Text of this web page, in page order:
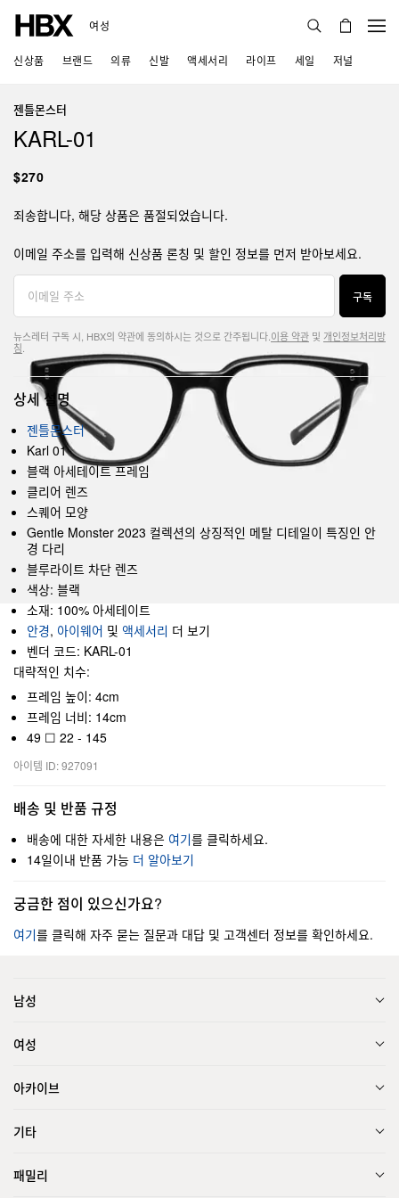
여성
신상품 브랜드 의류 신발 액세서리 라이프 세일 저널
젠틀몬스터
KARL-01
$270
죄송합니다, 해당 상품은 품절되었습니다.
이메일 주소를 입력해 신상품 론칭 및 할인 정보를 먼저 받아보세요.
구독
뉴스레터 구독 시, HBX의 약관에 동의하시는 것으로 간주됩니다. 이용 약관 및 개인정보처리방
침
상세 설명
젠틀몬스터
Karl 01
블랙 아세테이트 프레임
클리어 렌즈
스퀘어 모양
Gentle Monster 2023 컬렉션의 상징적인 메탈 디테일이 특징인 안
경 다리
블루라이트 차단 렌즈
색상: 블랙
소재: 100% 아세테이트
안경, 아이웨어 및 액세서리 더 보기
벤더 코드: KARL-01
대략적인 치수:
프레임 높이: 4cm
프레임 너비: 14cm
49 ☐ 22 - 145
아이템 ID: 927091
배송 및 반품 규정
배송에 대한 자세한 내용은 여기를 클릭하세요.
14일이내 반품 가능 더 알아보기
궁금한 점이 있으신가요?
여기를 클릭해 자주 묻는 질문과 대답 및 고객센터 정보를 확인하세요.
남성
여성
아카이브
기타
패밀리